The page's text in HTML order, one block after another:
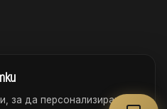
за да персонализираме